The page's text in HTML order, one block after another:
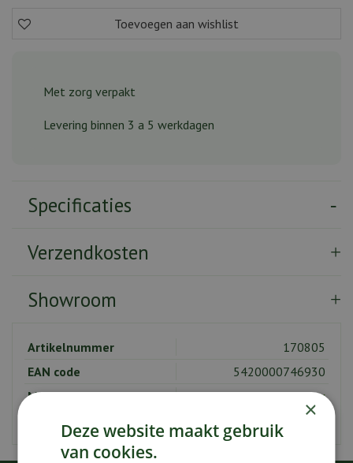
Met zorg verpakt
Levering binnen 3 a 5 werkdagen
Specificaties
Verzendkosten
Showroom
Artikelnummer
170805
EAN code
5420000746930
Merk
Serax
×
Deze website maakt gebruik
van cookies.